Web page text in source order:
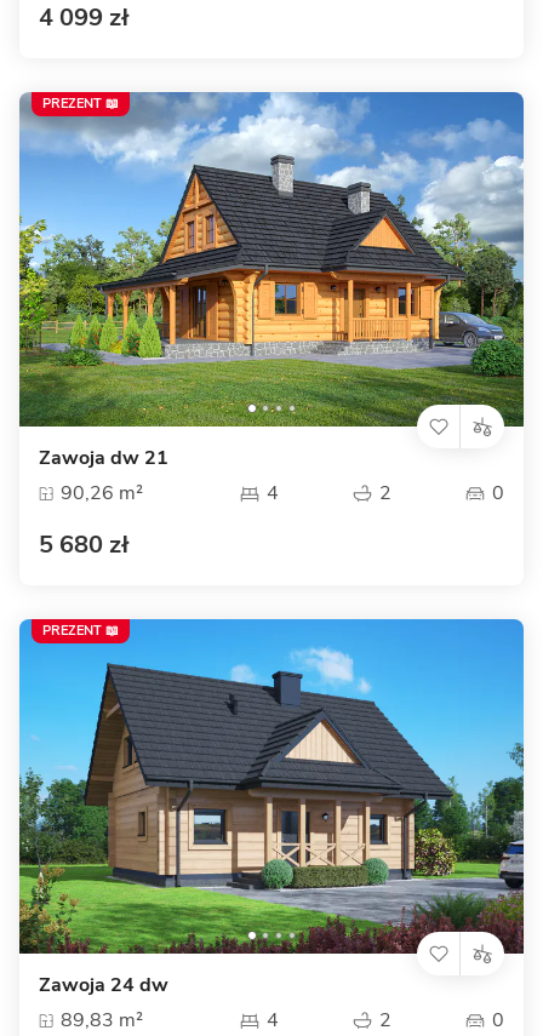
4 099 zł
Zawoja dw 21
90,26 m²
4 2 0
5 680 zł
PREZENT 📖
Zawoja 24 dw
89,83 m²
4 2 0
PREZENT 📖